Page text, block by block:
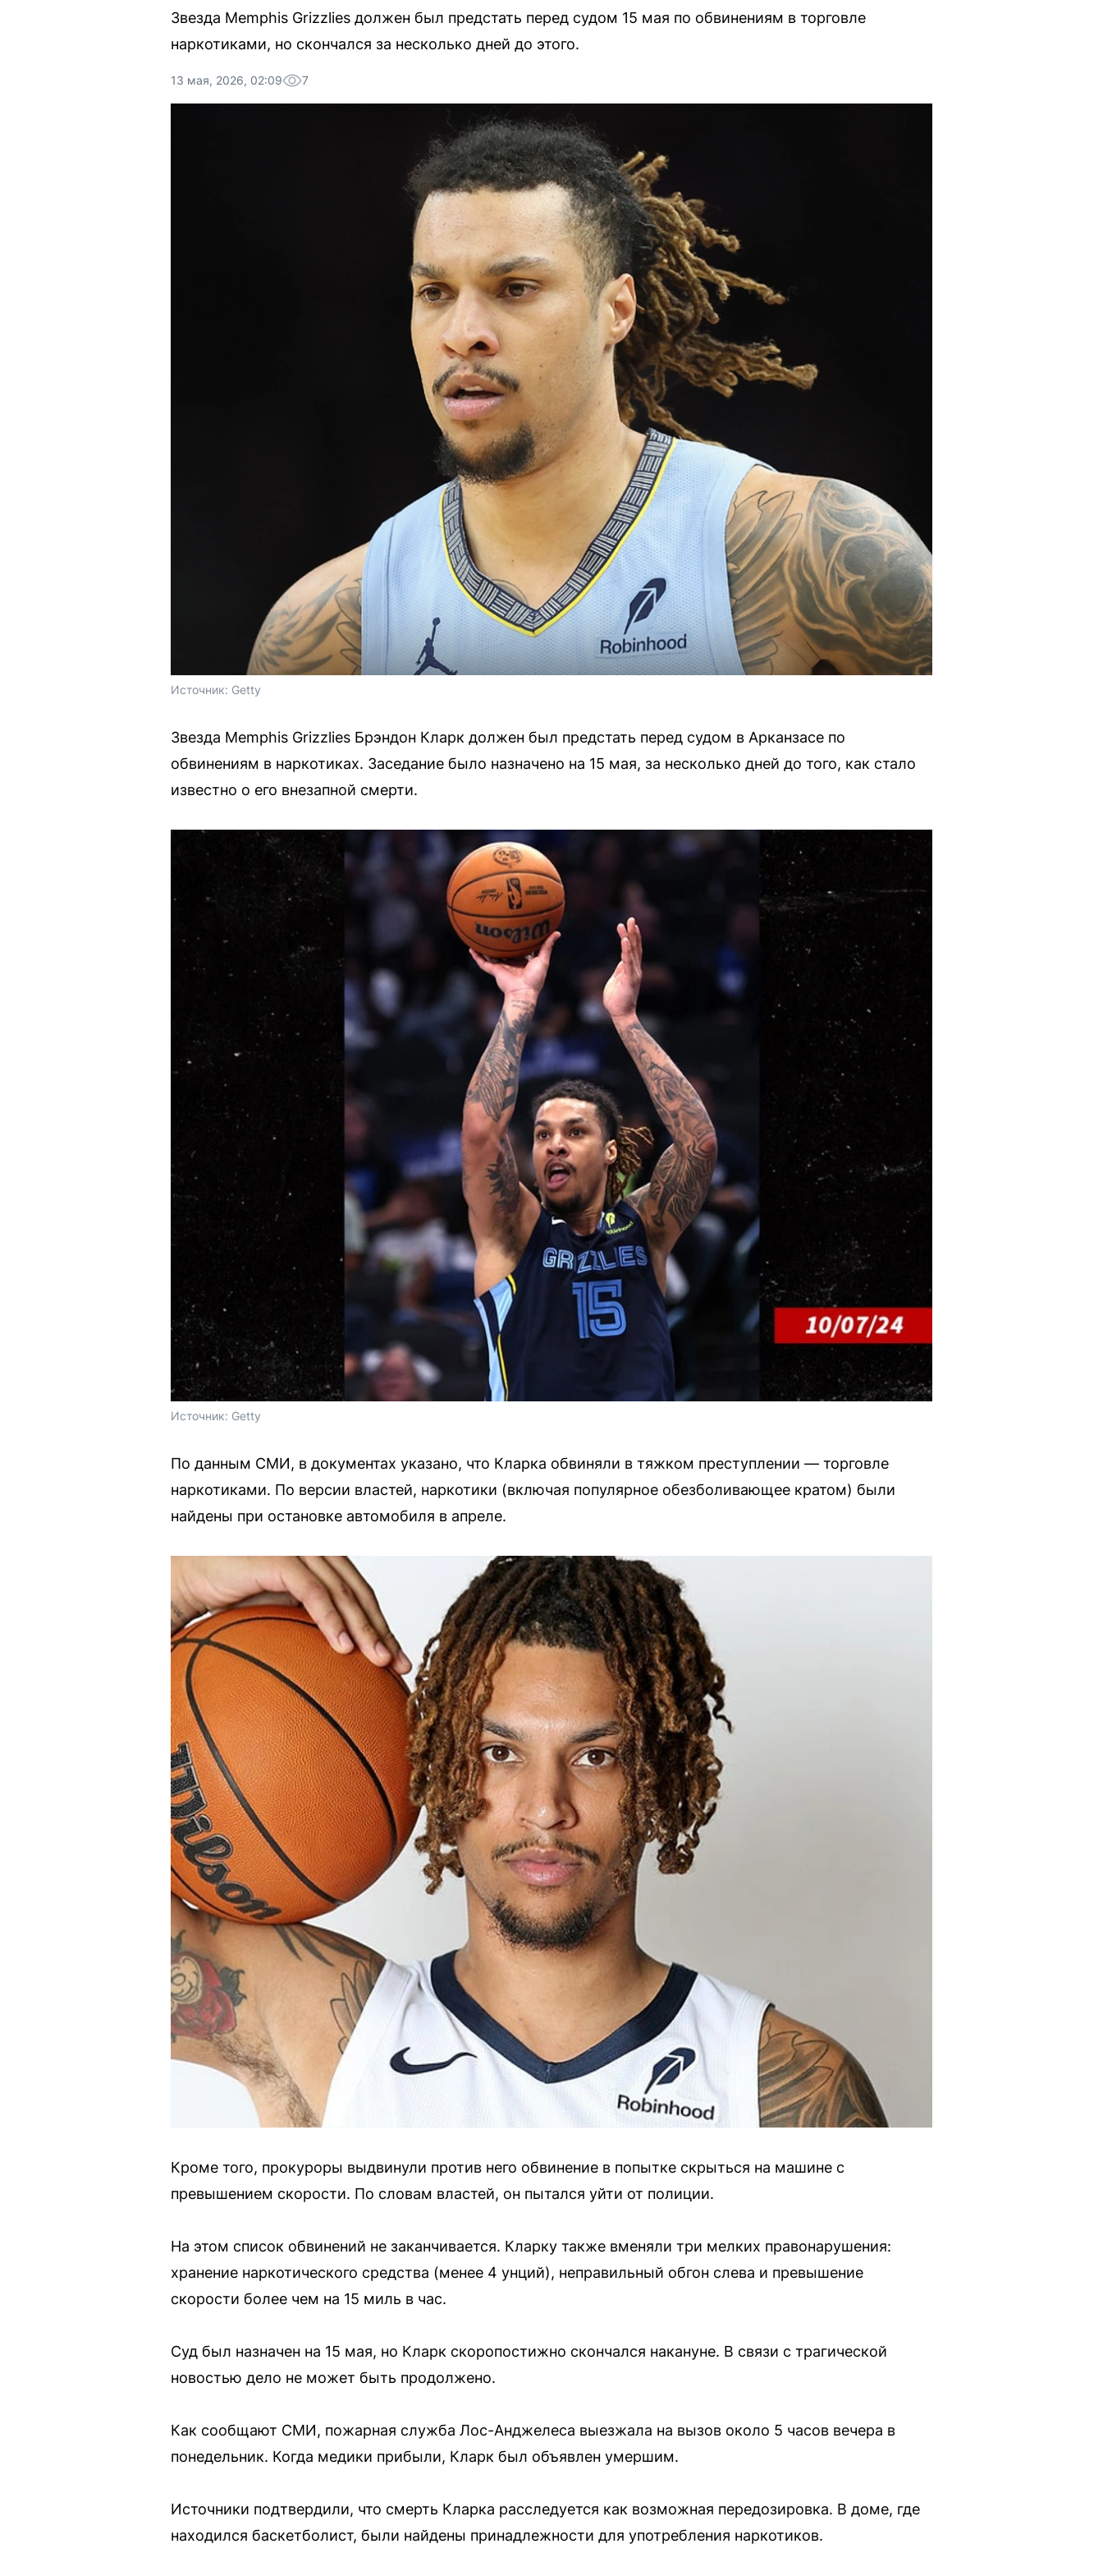
Звезда Memphis Grizzlies должен был предстать перед судом 15 мая по обвинениям в торговле
наркотиками, но скончался за несколько дней до этого.
13 мая, 2026, 02:09 7
Источник: Getty
Звезда Memphis Grizzlies Брэндон Кларк должен был предстать перед судом в Арканзасе по
обвинениям в наркотиках. Заседание было назначено на 15 мая, за несколько дней до того, как стало
известно о его внезапной смерти.
Источник: Getty
По данным СМИ, в документах указано, что Кларка обвиняли в тяжком преступлении — торговле
наркотиками. По версии властей, наркотики (включая популярное обезболивающее кратом) были
найдены при остановке автомобиля в апреле.
Кроме того, прокуроры выдвинули против него обвинение в попытке скрыться на машине с
превышением скорости. По словам властей, он пытался уйти от полиции.
На этом список обвинений не заканчивается. Кларку также вменяли три мелких правонарушения:
хранение наркотического средства (менее 4 унций), неправильный обгон слева и превышение
скорости более чем на 15 миль в час.
Суд был назначен на 15 мая, но Кларк скоропостижно скончался накануне. В связи с трагической
новостью дело не может быть продолжено.
Как сообщают СМИ, пожарная служба Лос-Анджелеса выезжала на вызов около 5 часов вечера в
понедельник. Когда медики прибыли, Кларк был объявлен умершим.
Источники подтвердили, что смерть Кларка расследуется как возможная передозировка. В доме, где
находился баскетболист, были найдены принадлежности для употребления наркотиков.